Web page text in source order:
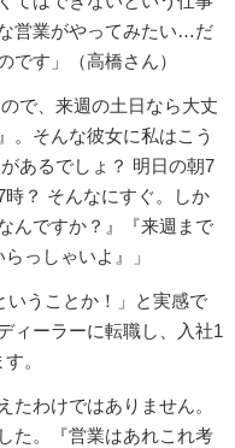
営業がやってみたい…だ
です」（高橋さん）
で、来週の土日なら大丈
。そんな彼女に私はこう
あるでしょ？ 明日の朝7
？ そんなにすぐ。しか
んですか？』『来週まで
っしゃいよ』」
いうことか！」と実感で
ィーラーに転職し、入社1
。
たわけではありません。
た。『営業はあれこれ考